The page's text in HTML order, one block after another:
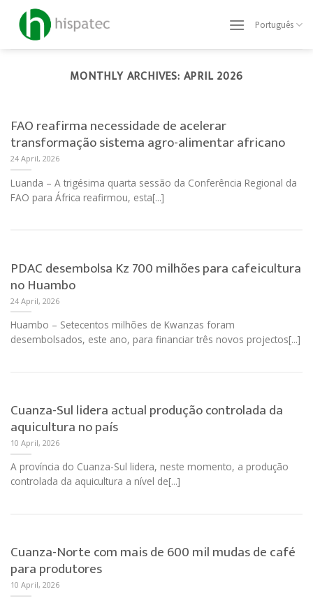
content
Português
MONTHLY ARCHIVES: APRIL 2026
FAO reafirma necessidade de acelerar
transformação sistema agro-alimentar africano
24 April, 2026
Luanda – A trigésima quarta sessão da Conferência Regional da
FAO para África reafirmou, esta[...]
PDAC desembolsa Kz 700 milhões para cafeicultura
no Huambo
24 April, 2026
Huambo – Setecentos milhões de Kwanzas foram
desembolsados, este ano, para financiar três novos projectos[...]
Cuanza-Sul lidera actual produção controlada da
aquicultura no país
10 April, 2026
A província do Cuanza-Sul lidera, neste momento, a produção
controlada da aquicultura a nível de[...]
Cuanza-Norte com mais de 600 mil mudas de café
para produtores
10 April, 2026